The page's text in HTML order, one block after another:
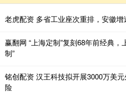
老虎配资 多省工业座次重排，安徽增
赢翻网 “上海定制”复刻68年前经典，
制”
铭创配资 汉王科技拟开展3000万美
险